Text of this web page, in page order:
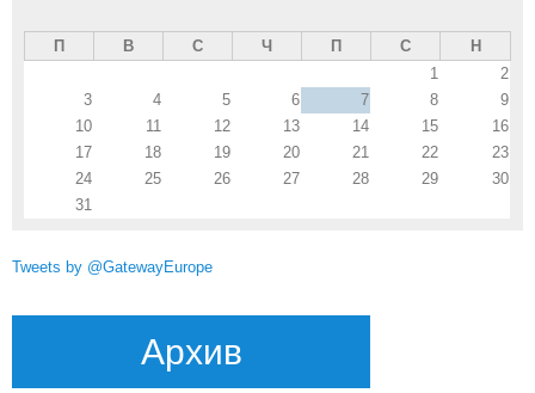
П В С Ч П С
Н
1
2
3
4 5 6 7 8
9
10
11 12 13 14 15
16
17
18 19 20 21 22
23
24
25 26 27 28 29
30
31
Tweets by @GatewayEurope
Архив